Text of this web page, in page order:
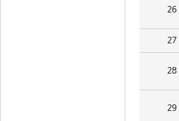
26
27
28
29